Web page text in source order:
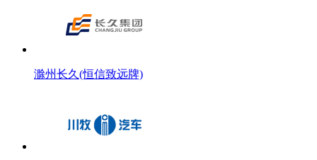
滁州长久(恒信致远牌)